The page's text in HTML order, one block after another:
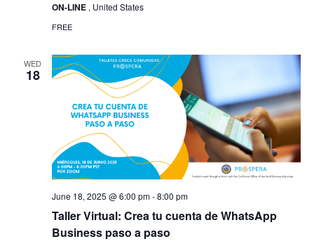
ON-LINE , United States
FREE
WED
18
Taller Virtual: Crea tu cuenta de WhatsApp
Business paso a paso
June 18, 2025 @ 6:00 pm-8:00 pm